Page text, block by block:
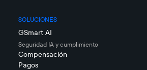
SOLUCIONES
GSmart AI
Seguridad IA y cumplimiento
Compensación
Pagos